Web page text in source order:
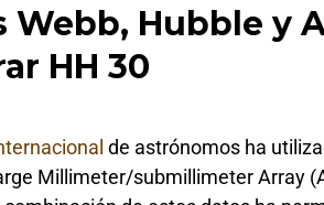
Webb, Hubble y
HH 30
de astrónomos ha
Millimeter/submillimeter Array